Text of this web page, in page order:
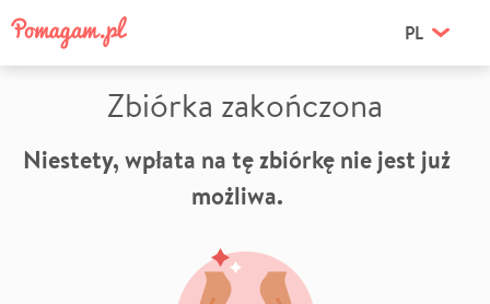
PL
Zbiórka zakończona
Niestety, wpłata na tę zbiórkę nie jest już
możliwa.